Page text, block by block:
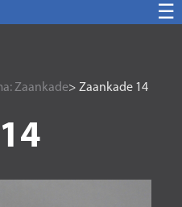
☰
Zaankade> Zaankade 14